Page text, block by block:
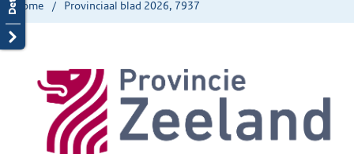
Home Provinciaal blad 2026, 7937